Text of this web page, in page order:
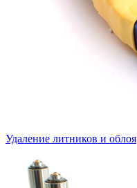
Удаление литников и облоя